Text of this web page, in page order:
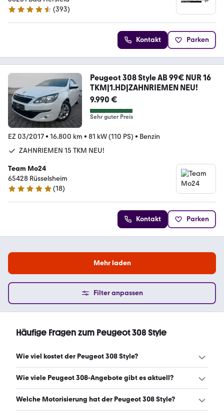
4.7 Sterne
(393)
Kontakt Parken
Peugeot 308 Style AB 99€ NUR 16
TKM|1.HD|ZAHNRIEMEN NEU!
9.990 €
Sehr guter Preis
EZ 03/2017• 16.800 km • 81 kW (110 PS) • Benzin
ZAHNRIEMEN 15 TKM NEU!
Team Mo24
65428 Rüsselsheim
4.9 Sterne
(18)
Kontakt Parken
Mehr laden
Filter anpassen
Häufige Fragen zum Peugeot 308 Style
Wie viel kostet der Peugeot 308 Style?
Ein guter Preis für einen Peugeot 308 Style liegt zwischen
monatlich. (Stand: 6.8.2026)
Wie viele Peugeot 308-Angebote gibt es aktuell?
Es gibt insgesamt 127 Peugeot 308 bei mobile.de, davon
Welche Motorisierung hat der Peugeot 308 Style?